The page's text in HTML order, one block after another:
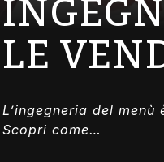
LE
L’ingegneria del
Scopri come…